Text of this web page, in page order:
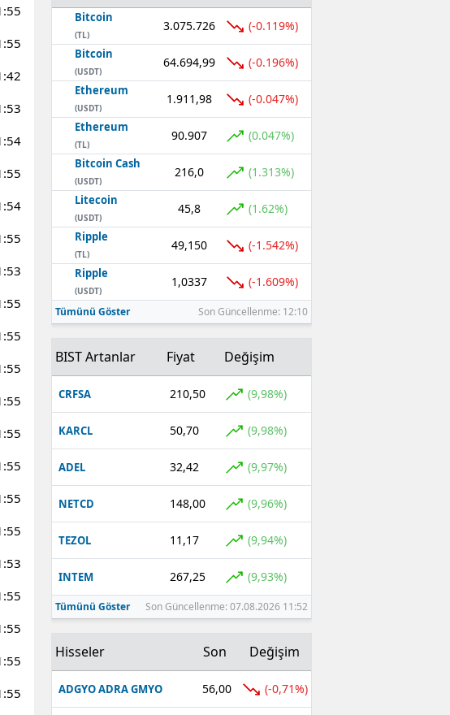
Bitcoin
(TL)
3.075.726 (-0.119%)
Bitcoin
(USDT)
64.694,99 (-0.196%)
Ethereum
(USDT)
1.911,98 (-0.047%)
Ethereum
(TL)
90.907 (0.047%)
Bitcoin Cash
(USDT)
216,0 (1.313%)
Litecoin
(USDT)
45,8 (1.62%)
Ripple
(TL)
49,150 (-1.542%)
Ripple
(USDT)
1,0337 (-1.609%)
Tümünü Göster Son Güncellenme: 12:10
BIST Artanlar Fiyat Değişim
CRFSA 210,50 (9,98%)
KARCL 50,70 (9,98%)
ADEL 32,42 (9,97%)
NETCD 148,00 (9,96%)
TEZOL 11,17 (9,94%)
INTEM 267,25 (9,93%)
Tümünü Göster Son Güncellenme: 07.08.2026 11:52
Hisseler Son Değişim
ADGYO ADRA GMYO 56,00 (-0,71%)